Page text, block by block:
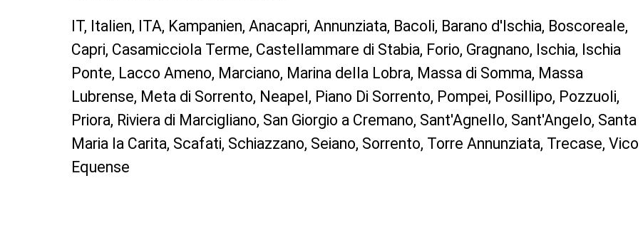
IT, Italien, ITA, Kampanien, Anacapri, Annunziata, Bacoli, Barano d'Ischia, Boscoreale,
Capri, Casamicciola Terme, Castellammare di Stabia, Forio, Gragnano, Ischia, Ischia
Ponte, Lacco Ameno, Marciano, Marina della Lobra, Massa di Somma, Massa
Lubrense, Meta di Sorrento, Neapel, Piano Di Sorrento, Pompei, Posillipo, Pozzuoli,
Priora, Riviera di Marcigliano, San Giorgio a Cremano, Sant'Agnello, Sant'Angelo, Santa
Maria la Carita, Scafati, Schiazzano, Seiano, Sorrento, Torre Annunziata, Trecase, Vico
Equense